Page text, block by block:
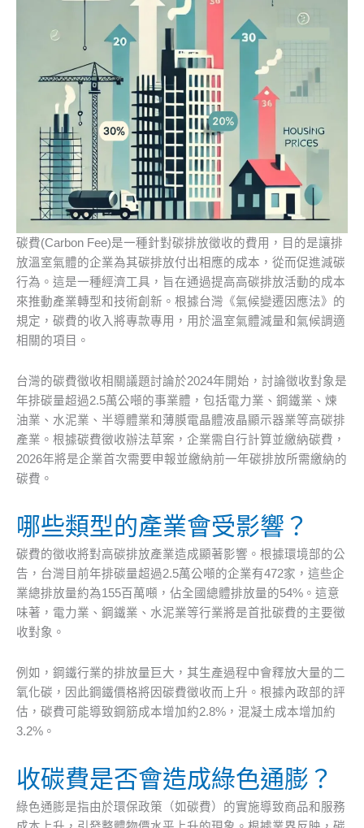
碳費(Carbon Fee)是一種針對碳排放徵收的費用，目的是讓排
放溫室氣體的企業為其碳排放付出相應的成本，從而促進減碳
行為。這是一種經濟工具，旨在通過提高高碳排放活動的成本
來推動產業轉型和技術創新。根據台灣《氣候變遷因應法》的
規定，碳費的收入將專款專用，用於溫室氣體減量和氣候調適
相關的項目。
台灣的碳費徵收相關議題討論於2024年開始，討論徵收對象是
年排碳量超過2.5萬公噸的事業體，包括電力業、鋼鐵業、煉
油業、水泥業、半導體業和薄膜電晶體液晶顯示器業等高碳排
產業。根據碳費徵收辦法草案，企業需自行計算並繳納碳費，
2026年將是企業首次需要申報並繳納前一年碳排放所需繳納的
碳費。
哪些類型的產業會受影響？
碳費的徵收將對高碳排放產業造成顯著影響。根據環境部的公
告，台灣目前年排碳量超過2.5萬公噸的企業有472家，這些企
業總排放量約為155百萬噸，佔全國總體排放量的54%。這意
味著，電力業、鋼鐵業、水泥業等行業將是首批碳費的主要徵
收對象。
例如，鋼鐵行業的排放量巨大，其生產過程中會釋放大量的二
氧化碳，因此鋼鐵價格將因碳費徵收而上升。根據內政部的評
估，碳費可能導致鋼筋成本增加約2.8%，混凝土成本增加約
3.2%。
收碳費是否會造成綠色通膨？
綠色通膨是指由於環保政策（如碳費）的實施導致商品和服務